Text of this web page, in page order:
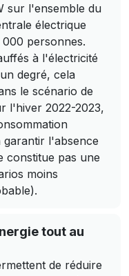
sur l'ensemble du
électrique
personnes.
à l'électricité
degré, cela
le scénario de
l'hiver 2022-2023,
l'absence
constitue pas une
moins
tout au
de réduire